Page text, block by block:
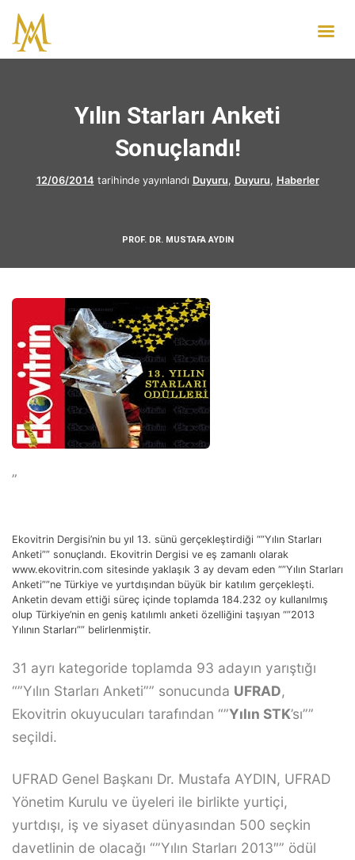
Yılın Starları Anketi
Sonuçlandı!
12/06/2014 tarihinde yayınlandı Duyuru, Duyuru, Haberler
PROF. DR. MUSTAFA AYDIN
”
Ekovitrin Dergisi’nin bu yıl 13. sünü gerçekleştirdiği “”Yılın Starları
Anketi”” sonuçlandı. Ekovitrin Dergisi ve eş zamanlı olarak
www.ekovitrin.com sitesinde yaklaşık 3 ay devam eden “”Yılın Starları
Anketi””ne Türkiye ve yurtdışından büyük bir katılım gerçekleşti.
Anketin devam ettiği süreç içinde toplamda 184.232 oy kullanılmış
olup Türkiye’nin en geniş katılımlı anketi özelliğini taşıyan “”2013
Yılının Starları”” belirlenmiştir.
31 ayrı kategoride toplamda 93 adayın yarıştığı
“”Yılın Starları Anketi”” sonucunda UFRAD,
Ekovitrin okuyucuları tarafından “”Yılın STK’sı””
seçildi.
UFRAD Genel Başkanı Dr. Mustafa AYDIN, UFRAD
Yönetim Kurulu ve üyeleri ile birlikte yurtiçi,
yurtdışı, iş ve siyaset dünyasından 500 seçkin
davetlinin de olacağı “”Yılın Starları 2013″” ödül